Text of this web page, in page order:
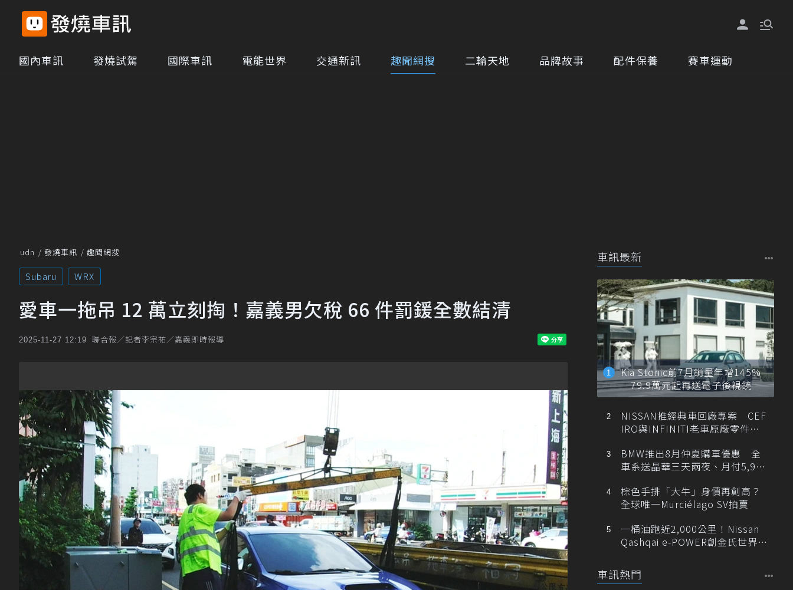
國內車訊 發燒試駕 國際車訊 電能世界 交通新訊 趣聞網搜 二輪天地 品牌故事 配件保養 賽車運動
udn 發燒車訊 趣聞網搜
Subaru WRX
愛車一拖吊 12 萬立刻掏！嘉義男欠稅 66 件罰鍰全數結清
2025-11-27 12:19 聯合報／記者李宗祐／嘉義即時報導
車訊最新
Kia Stonic前7月銷量年增145%
79.9萬元起再送電子後視鏡
NISSAN推經典車回廠專案 CEF
IRO與INFINITI老車原廠零件最
BMW推出8月仲夏購車優惠 全
車系送晶華三天兩夜、月付5,900
棕色手排「大牛」身價再創高？
全球唯一Murciélago SV拍賣
一桶油跑近2,000公里！Nissan
Qashqai e-POWER創金氏世界紀
車訊熱門